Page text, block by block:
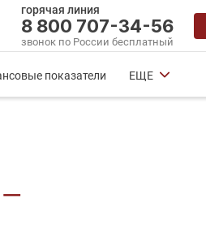
горячая линия
8 800 707-34-56
звонок по России бесплатный
показатели ЕЩЕ
—